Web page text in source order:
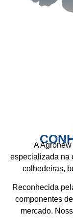
A
especializada na
colhedeiras,
Reconhecida
componentes
mercado.